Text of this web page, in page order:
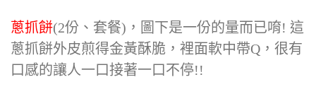
蔥抓餅(2份、套餐)，圖下是一份的量而已唷! 這
蔥抓餅外皮煎得金黃酥脆，裡面軟中帶Q，很有
口感的讓人一口接著一口不停!!